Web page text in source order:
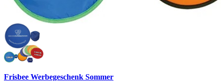
Frisbee Werbegeschenk Sommer